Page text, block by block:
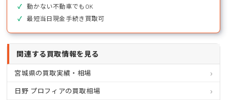
動かない不動車でもOK
最短当日現金手続き買取可
関連する買取情報を見る
宮城県の買取実績・相場
日野 プロフィアの買取相場